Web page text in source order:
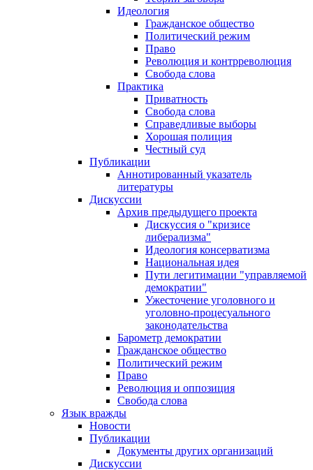
Идеология
Гражданское общество
Политический режим
Право
Революция и контрреволюция
Свобода слова
Практика
Приватность
Свобода слова
Справедливые выборы
Хорошая полиция
Честный суд
Публикации
Аннотированный указатель
литературы
Дискуссии
Архив предыдущего проекта
Дискуссия о "кризисе
либерализма"
Идеология консерватизма
Национальная идея
Пути легитимации "управляемой
демократии"
Ужесточение уголовного и
уголовно-процесуального
законодательства
Барометр демократии
Гражданское общество
Политический режим
Право
Революция и оппозиция
Свобода слова
Язык вражды
Новости
Публикации
Документы других организаций
Дискуссии